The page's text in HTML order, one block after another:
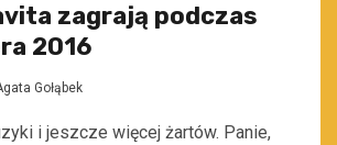
zagrają podczas
2016
Gołąbek
i jeszcze więcej żartów. Panie,